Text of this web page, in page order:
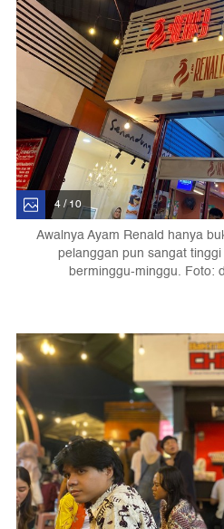
4 / 10
Awalnya Ayam Renald hanya
pelanggan pun sangat
berminggu-minggu. Foto: